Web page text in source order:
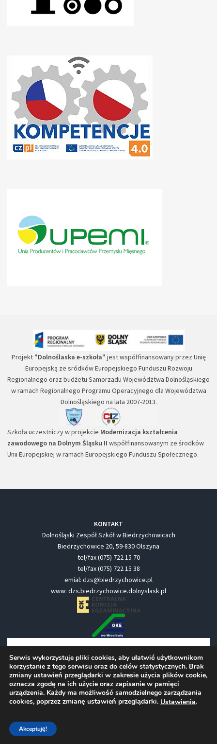
Projekt "Dolnoślaska e-szkoła" jest współfinansowany przez Unię
Europejską ze sródków Europejskiego Funduszu Rozwoju
Regionalnego oraz budżetu Samorządu Województwa Dolnośląskiego
w ramach Regionalnego Programu Operacyjnego dla Województwa
Dolnośląskiego na lata 2007-2013.
Szkoła uczestniczy w projekcie Modernizacja kształcenia
zawodowego na Dolnym Śląsku II współfinansowanym ze środków
Unii Europejskiej w ramach Europejskiego Funduszu Społecznego.
KONTAKT
Dolnośląski Zespół Szkół w Biedrzychowicach
Biedrzychowice 20, 59-830 Olszyna
tel/fax (075) 722 15 70
tel/fax (075) 722 15 38
emial: dzs@biedrzychowice.pl
www: dzs.biedrzychowice.dolnyslask.pl
Serwis wykorzystuje pliki cookies, aby ułatwić użytkownikom
korzystanie z tego serwisu oraz do celów statystycznych. Brak
zmiany ustawień przeglądarki w zakresie użycia plików cookie,
oznacza zgodę na ich użycie oraz zapisanie w pamięci
urządzenia. Każdy ma możliwość samodzielnego zarządzania
cookies, poprzez zmianę ustawień przeglądarki. Ustawienia.
Akceptuję!